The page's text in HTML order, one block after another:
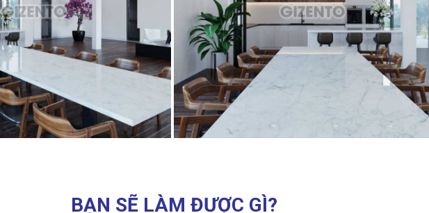
BẠN SẼ LÀM ĐƯỢC GÌ?